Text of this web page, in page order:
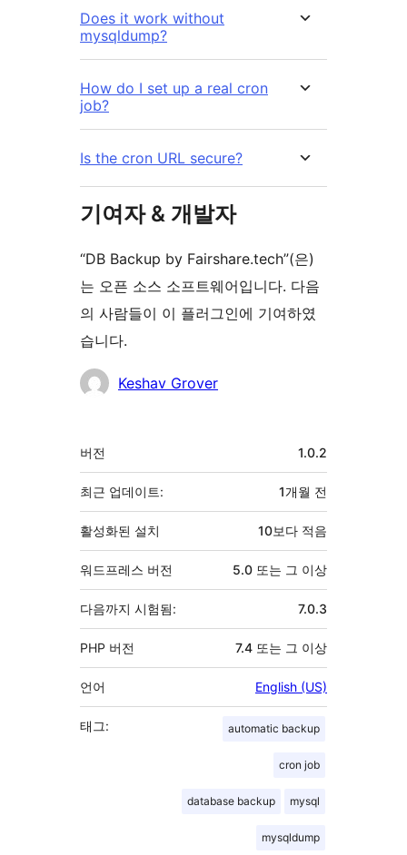
Does it work without
mysqldump?
How do I set up a real cron
job?
Is the cron URL secure?
기여자 & 개발자
“DB Backup by Fairshare.tech”(은)
는 오픈 소스 소프트웨어입니다. 다음
의 사람들이 이 플러그인에 기여하였
습니다.
기
Keshav Grover
기
초
버전 1.0.2
최근 업데이트: 1개월 전
활성화된 설치 10보다 적음
워드프레스 버전 5.0 또는 그 이상
다음까지 시험됨: 7.0.3
PHP 버전 7.4 또는 그 이상
언어 English (US)
태그: automatic backup
cron job
database backup mysql
mysqldump